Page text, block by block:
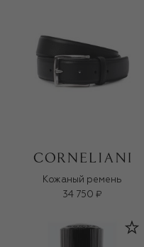
Кожаный ремень
34 750 ₽